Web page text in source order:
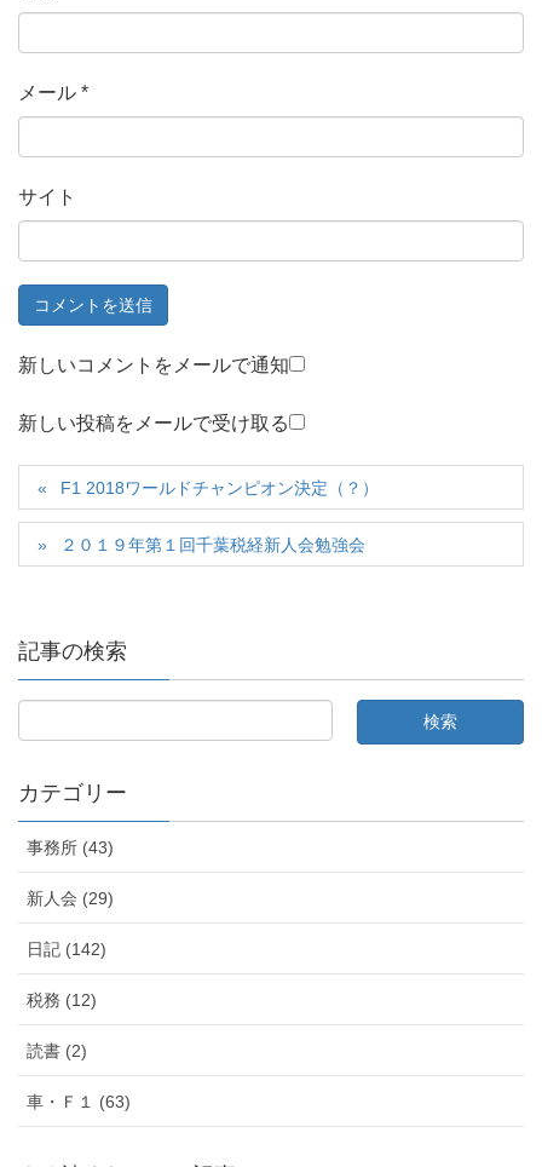
メール *
サイト
新しいコメントをメールで通知
新しい投稿をメールで受け取る
F1 2018ワールドチャンピオン決定（？）
２０１９年第１回千葉税経新人会勉強会
記事の検索
カテゴリー
事務所 (43)
新人会 (29)
日記 (142)
税務 (12)
読書 (2)
車・Ｆ１ (63)